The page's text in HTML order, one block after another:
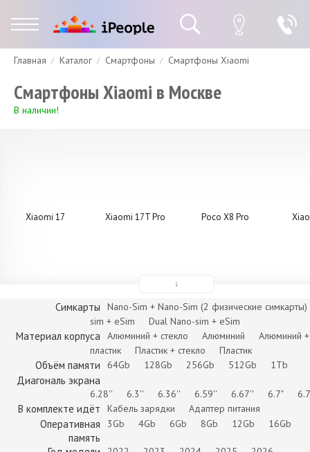
Гарантия Доставка и оплата Спецпредложения
Главная Каталог Смартфоны Смартфоны Xiaomi
Смартфоны Xiaomi в Москве
В наличии!
Xiaomi 17 Xiaomi 17T Pro Poco X8 Pro
Xiaomi 17 Ultra Xiaomi 15T
Note 15 Pro 4G
↓
Симкарты
Nano-Sim + Nano-Sim (2 физические симкарты)
sim + eSim
Dual Nano-sim + eSim
Материал корпуса Алюминий + стекло Алюминий
Алюминий +
пластик
Пластик + стекло Пластик
Объём памяти 64Gb 128Gb 256Gb 512Gb 1Tb
Диагональ экрана
6.28'' 6.3'' 6.36'' 6.59'' 6.67'' 6.7"
В комплекте идёт Кабель зарядки Адаптер питания
Оперативная
память
3Gb 4Gb 6Gb 8Gb 12Gb 16Gb